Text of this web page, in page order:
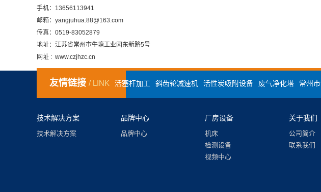
手机：13656113941
邮箱：yangjuhua.88@163.com
传真：0519-83052879
地址：江苏省常州市牛塘工业园东新路5号
网址 : www.czjhzc.cn
友情链接 / LINK 活塞杆加工 斜齿轮减速机 活性炭吸附设备 废气净化塔 常州
技术解决方案
技术解决方案
品牌中心
品牌中心
厂房设备
机床
检测设备
视频中心
关于我们
公司简介
联系我们